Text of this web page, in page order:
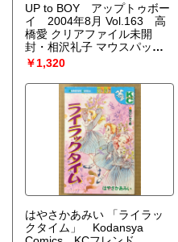
UP to BOY アップトゥボー
イ 2004年8月 Vol.163 高
橋愛 クリアファイル未開
封・相沢礼子 マウスパッ
ド・杏さゆり＆岩佐真悠子
両面ポスター付き。矢口真
里・松浦亜弥・岡本奈月・サ
エコ・里中あや 他
￥1,320
はやさかあみい 「ライラッ
クタイム」 Kodansya